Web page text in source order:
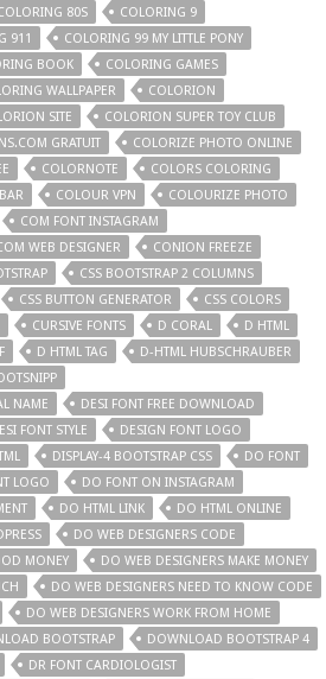
80S
COLORING 9
911
COLORING 99 MY LITTLE PONY
BOOK
COLORING GAMES
WALLPAPER
COLORION
SITE
COLORION SUPER TOY CLUB
GRATUIT
COLORIZE PHOTO ONLINE
COLORNOTE
COLORS COLORING
COLOUR VPN
COLOURIZE PHOTO
COM FONT INSTAGRAM
WEB DESIGNER
CONION FREEZE
CSS BOOTSTRAP 2 COLUMNS
CSS BUTTON GENERATOR
CSS COLORS
CURSIVE FONTS D CORAL
D HTML
D HTML TAG
D-HTML HUBSCHRAUBER
NAME
DESI FONT FREE DOWNLOAD
FONT STYLE
DESIGN FONT LOGO
DISPLAY-4 BOOTSTRAP CSS
DO FONT
LOGO
DO FONT ON INSTAGRAM
DO HTML LINK
DO HTML ONLINE
DO WEB DESIGNERS CODE
MONEY
DO WEB DESIGNERS MAKE MONEY
DO WEB DESIGNERS NEED TO KNOW CODE
DO WEB DESIGNERS WORK FROM HOME
BOOTSTRAP
DOWNLOAD BOOTSTRAP 4
DR FONT CARDIOLOGIST